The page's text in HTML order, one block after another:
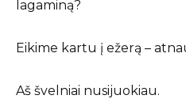
lagaminą?
Eikime kartu į ežerą –
Aš švelniai nusijuokiau.